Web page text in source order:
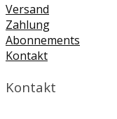
Versand
Zahlung
Abonnements
Kontakt
Kontakt